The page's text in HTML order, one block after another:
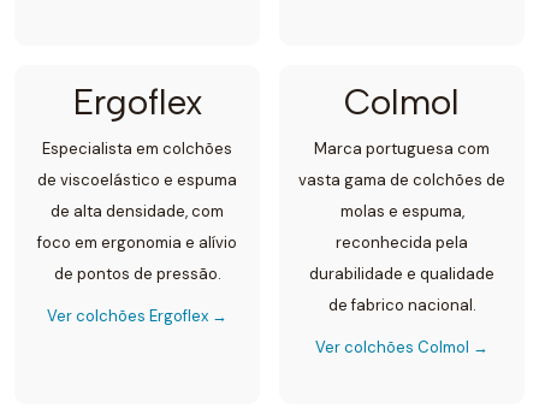
Ergoflex
Especialista em colchões
de viscoelástico e espuma
de alta densidade, com
foco em ergonomia e alívio
de pontos de pressão.
Ver colchões Ergoflex →
Colmol
Marca portuguesa com
vasta gama de colchões de
molas e espuma,
reconhecida pela
durabilidade e qualidade
de fabrico nacional.
Ver colchões Colmol →